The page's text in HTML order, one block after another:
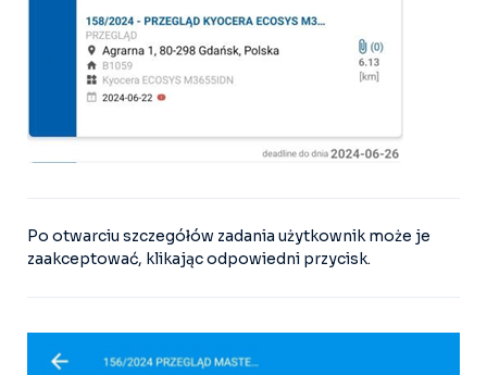
Po otwarciu szczegółów zadania użytkownik może je
zaakceptować, klikając odpowiedni przycisk.